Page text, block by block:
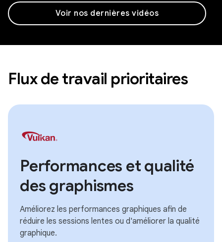
Voir nos dernières vidéos
Flux de travail prioritaires
Performances et qualité
des graphismes
Améliorez les performances graphiques afin de
réduire les sessions lentes ou d'améliorer la qualité
graphique.